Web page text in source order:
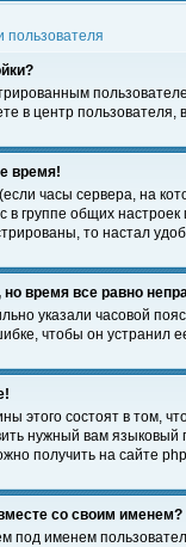
пользователя
в центр пользователя,
время!
часы сервера, на
в группе общих
то настал
время все равно
указали часовой
чтобы он устранил
этого состоят в том,
нужный вам
получить на сайте
со своим именем?
под именем